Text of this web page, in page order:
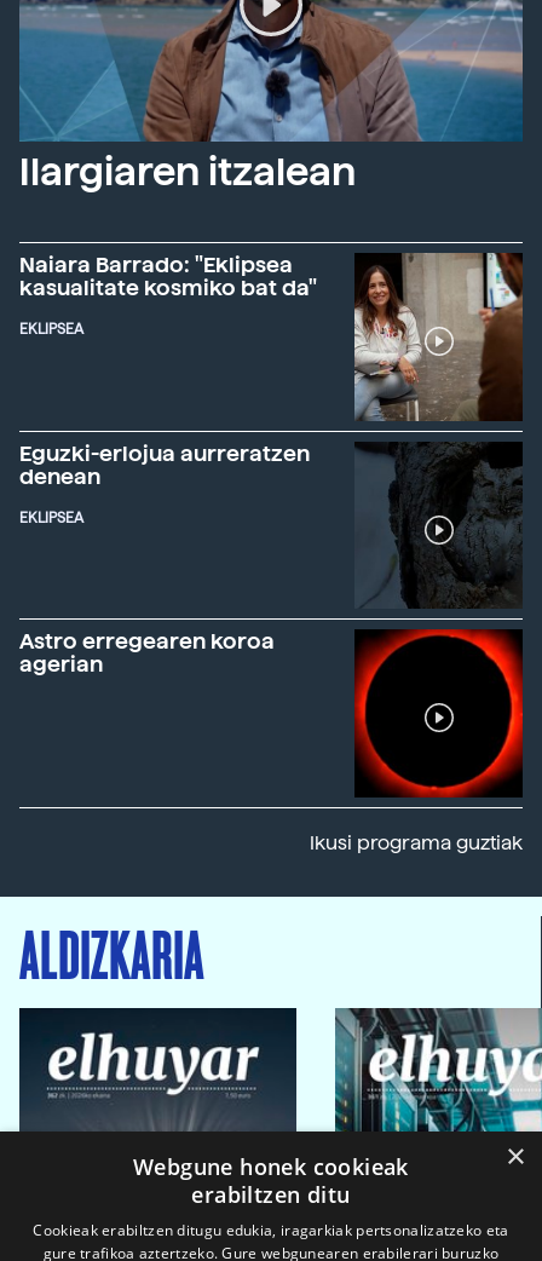
Ilargiaren itzalean
Naiara Barrado: "Eklipsea
kasualitate kosmiko bat da"
EKLIPSEA
Eguzki-erlojua aurreratzen
denean
EKLIPSEA
Astro erregearen koroa
agerian
Ikusi programa guztiak
ALDIZKARIA
×
Webgune honek cookieak
erabiltzen ditu
Cookieak erabiltzen ditugu edukia, iragarkiak pertsonalizatzeko eta
gure trafikoa aztertzeko. Gure webgunearen erabilerari buruzko